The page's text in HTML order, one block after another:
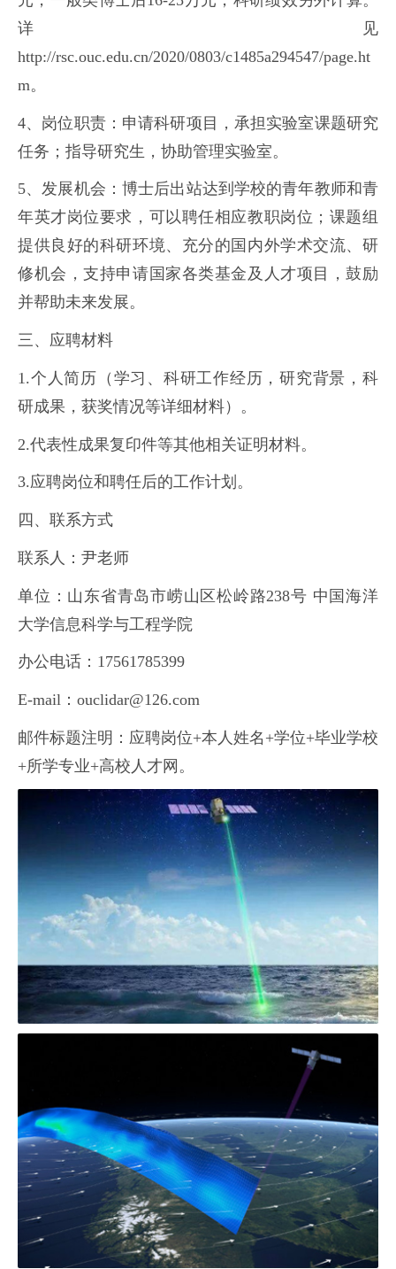
详见
http://rsc.ouc.edu.cn/2020/0803/c1485a294547/page.ht
m。
4、岗位职责：申请科研项目，承担实验室课题研究
任务；指导研究生，协助管理实验室。
5、发展机会：博士后出站达到学校的青年教师和青
年英才岗位要求，可以聘任相应教职岗位；课题组
提供良好的科研环境、充分的国内外学术交流、研
修机会，支持申请国家各类基金及人才项目，鼓励
并帮助未来发展。
三、应聘材料
1.个人简历（学习、科研工作经历，研究背景，科
研成果，获奖情况等详细材料）。
2.代表性成果复印件等其他相关证明材料。
3.应聘岗位和聘任后的工作计划。
四、联系方式
联系人：尹老师
单位：山东省青岛市崂山区松岭路238号 中国海洋
大学信息科学与工程学院
办公电话：17561785399
E-mail：ouclidar@126.com
邮件标题注明：应聘岗位+本人姓名+学位+毕业学校
+所学专业+高校人才网。